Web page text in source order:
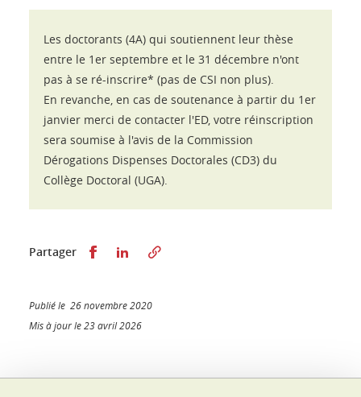
Les doctorants (4A) qui soutiennent leur thèse
entre le 1er septembre et le 31 décembre n'ont
pas à se ré-inscrire* (pas de CSI non plus).
En revanche, en cas de soutenance à partir du 1er
janvier merci de contacter l'ED, votre réinscription
sera soumise à l'avis de la Commission
Dérogations Dispenses Doctorales (CD3) du
Collège Doctoral (UGA).
Partager Partager sur Facebook
Partager sur LinkedIn
Publié le 26 novembre 2020
Mis à jour le 23 avril 2026